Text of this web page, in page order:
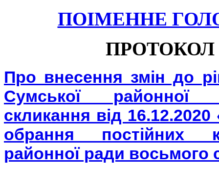
ПОІМЕННЕ
ПРОТОКОЛ
Про внесення змін до
Сумської
скликання від
обрання постійних
районної ради восьмого